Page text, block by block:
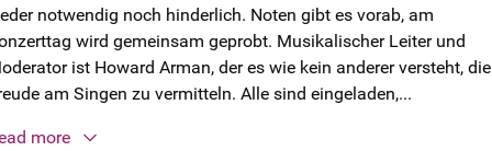
notwendig noch hinderlich. Noten gibt es vorab, am
wird gemeinsam geprobt. Musikalischer Leiter und
ist Howard Arman, der es wie kein anderer versteht, die
am Singen zu vermitteln. Alle sind eingeladen,...
more